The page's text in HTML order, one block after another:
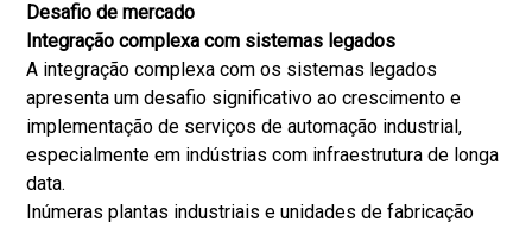
Desafio de mercado
Integração complexa com sistemas legados
A integração complexa com os sistemas legados
apresenta um desafio significativo ao crescimento e
implementação de serviços de automação industrial,
especialmente em indústrias com infraestrutura de longa
data.
Inúmeras plantas industriais e unidades de fabricação